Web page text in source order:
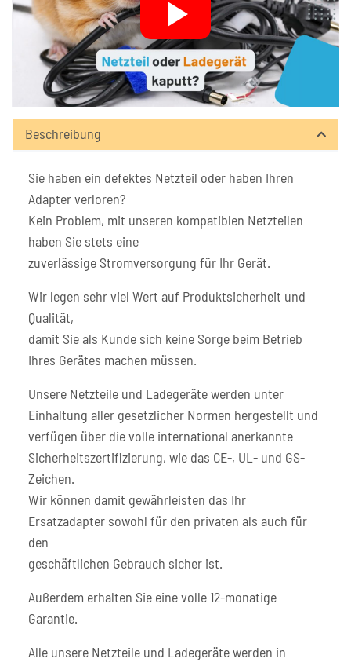
Beschreibung
Sie haben ein defektes Netzteil oder haben Ihren
Adapter verloren?
Kein Problem, mit unseren kompatiblen Netzteilen
haben Sie stets eine
zuverlässige Stromversorgung für Ihr Gerät.
Wir legen sehr viel Wert auf Produktsicherheit und
Qualität,
damit Sie als Kunde sich keine Sorge beim Betrieb
Ihres Gerätes machen müssen.
Unsere Netzteile und Ladegeräte werden unter
Einhaltung aller gesetzlicher Normen hergestellt und
verfügen über die volle international anerkannte
Sicherheitszertifizierung, wie das CE-, UL- und GS-
Zeichen.
Wir können damit gewährleisten das Ihr
Ersatzadapter sowohl für den privaten als auch für
den
geschäftlichen Gebrauch sicher ist.
Außerdem erhalten Sie eine volle 12-monatige
Garantie.
Alle unsere Netzteile und Ladegeräte werden in